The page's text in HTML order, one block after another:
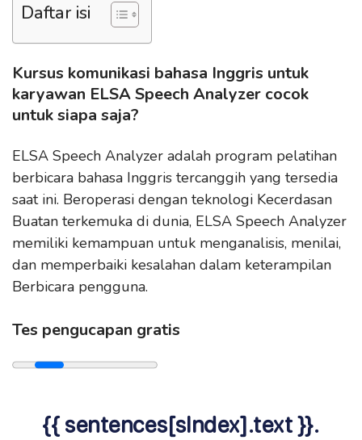
Daftar isi
Kursus komunikasi bahasa Inggris untuk
karyawan ELSA Speech Analyzer cocok
untuk siapa saja?
ELSA Speech Analyzer adalah program pelatihan
berbicara bahasa Inggris tercanggih yang tersedia
saat ini. Beroperasi dengan teknologi Kecerdasan
Buatan terkemuka di dunia, ELSA Speech Analyzer
memiliki kemampuan untuk menganalisis, menilai,
dan memperbaiki kesalahan dalam keterampilan
Berbicara pengguna.
Tes pengucapan gratis
{{ sentences[sIndex].text }}.